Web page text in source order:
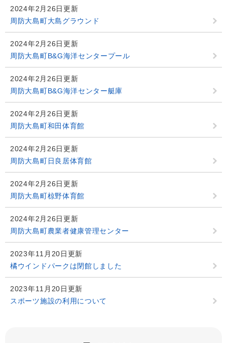
2024年2月26日更新
周防大島町大島グラウンド
2024年2月26日更新
周防大島町B&G海洋センタープール
2024年2月26日更新
周防大島町B&G海洋センター艇庫
2024年2月26日更新
周防大島町和田体育館
2024年2月26日更新
周防大島町日良居体育館
2024年2月26日更新
周防大島町椋野体育館
2024年2月26日更新
周防大島町農業者健康管理センター
2023年11月20日更新
橘ウインドパークは閉館しました
2023年11月20日更新
スポーツ施設の利用について